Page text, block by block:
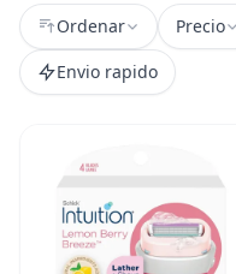
Ordenar Precio
Envio rapido